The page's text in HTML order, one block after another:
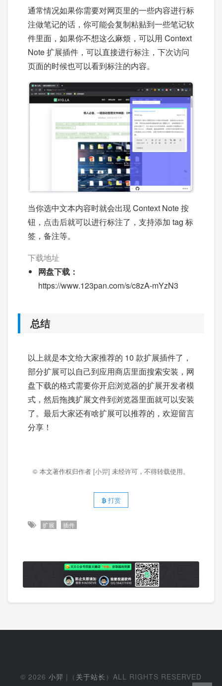
通常情况如果你需要对网页里的一些内容进行标
注做笔记的话，你可能会复制粘贴到一些笔记软
件里面，如果你不想这么麻烦，可以用 Context
Note 扩展插件，可以直接进行标注，下次访问
页面的时候也可以看到标注的内容。
当你选中文本内容时就会出现 Context Note 按
钮，点击后就可以进行标注了，支持添加 tag 标
签，备注等。
下载地址
网盘下载：
https://www.123pan.com/s/c8zA-mYzN3
总结
以上就是本文给大家推荐的 10 款扩展插件了，
部分扩展可以自己到应用商店里面搜索安装，网
盘下载的格式需要你开启浏览器的扩展开发者模
式，然后拖拽扩展文件到浏览器里面就可以安装
了。最后大家还有啥扩展可以推荐的，欢迎留言
分享！
© 本文著作权归作者 [小羿] 未经许可，不得转载使用。
打赏
扩展 插件
© 2026 小羿 |（ 关于站长 ）ALL RIGHTS RESERVED